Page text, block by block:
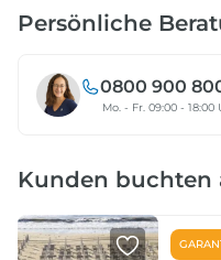
Persönliche
0800 900
Mo. - Fr. 09:00 - 18:00
Kunden buchten